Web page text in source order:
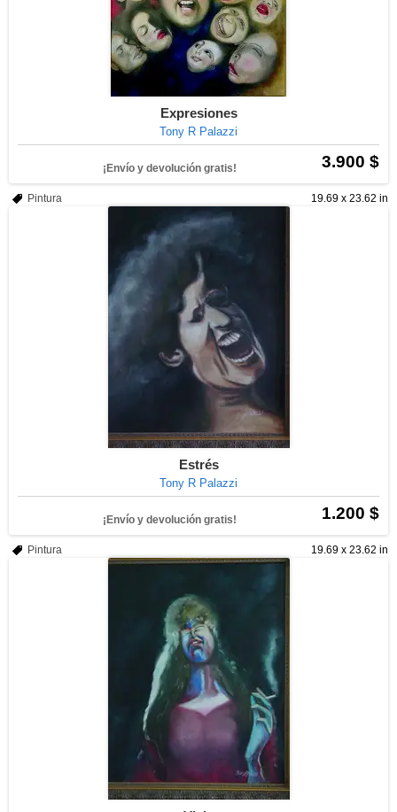
Expresiones
Tony R Palazzi
3.900 $
¡Envío y devolución gratis!
19.69 x 23.62 in
Pintura
Estrés
Tony R Palazzi
1.200 $
¡Envío y devolución gratis!
19.69 x 23.62 in
Pintura